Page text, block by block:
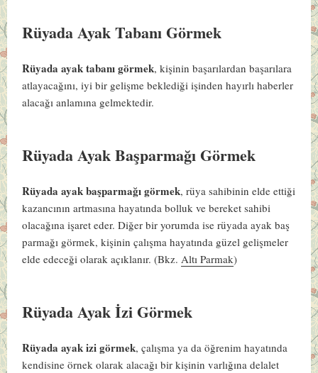
Rüyada Ayak Tabanı Görmek
Rüyada ayak tabanı görmek, kişinin başarılardan başarılara
atlayacağını, iyi bir gelişme beklediği işinden hayırlı haberler
alacağı anlamına gelmektedir.
Rüyada Ayak Başparmağı Görmek
Rüyada ayak başparmağı görmek, rüya sahibinin elde ettiği
kazancının artmasına hayatında bolluk ve bereket sahibi
olacağına işaret eder. Diğer bir yorumda ise rüyada ayak baş
parmağı görmek, kişinin çalışma hayatında güzel gelişmeler
elde edeceği olarak açıklanır.(Bkz.Altı Parmak)
Rüyada Ayak İzi Görmek
Rüyada ayak izi görmek, çalışma ya da öğrenim hayatında
kendisine örnek olarak alacağı bir kişinin varlığına delalet